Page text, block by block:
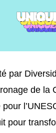
par
de la
pour